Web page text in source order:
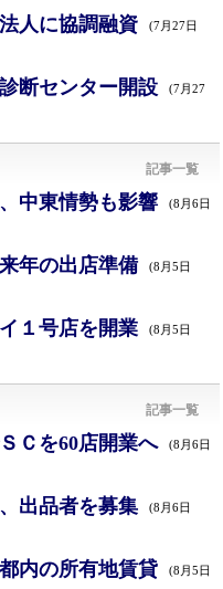
人に協調融資 (7月27日
断センター開設
(7月27
記事一覧
中東情勢も影響 (8月6日
年の出店準備 (8月5日
１号店を開業 (8月5日
記事一覧
Ｃを60店開業へ (8月6日
出品者を募集 (8月6日
内の所有地賃貸 (8月5日